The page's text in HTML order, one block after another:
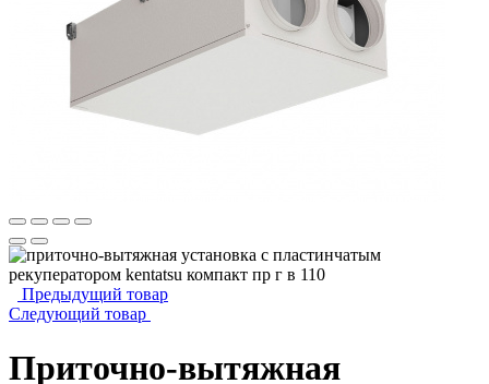
Предыдущий товар
Следующий товар
Приточно-вытяжная